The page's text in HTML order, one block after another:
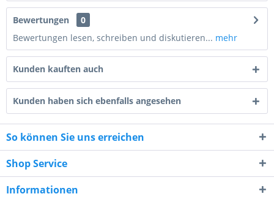
4 + 5 = ?
Bewertungen
0
Bewertungen lesen, schreiben und diskutieren... mehr
Kunden kauften auch
Kunden haben sich ebenfalls angesehen
So können Sie uns erreichen
Shop Service
Informationen